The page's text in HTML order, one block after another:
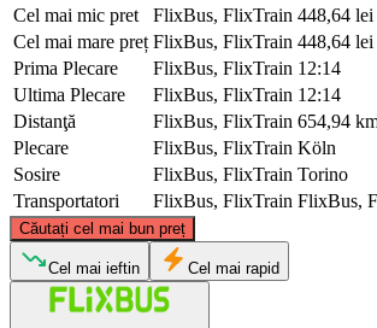
Cel mai mic pret
FlixBus, FlixTrain 448,64 lei
Cel mai mare preț FlixBus, FlixTrain 448,64 lei
Prima Plecare
FlixBus, FlixTrain 12:14
Ultima Plecare
FlixBus, FlixTrain 12:14
Distanţă
FlixBus, FlixTrain 654,94
Plecare
FlixBus, FlixTrain Köln
Sosire
FlixBus, FlixTrain Torino
Transportatori
FlixBus, FlixTrain FlixBus,
Căutați cel mai bun preț
Cologne
©CARTO, ©
Cel mai ieftin Cel mai rapid